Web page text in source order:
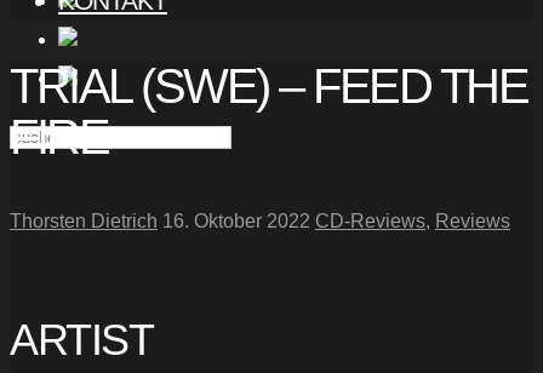
TRIAL (SWE) – FEED THE
FIRE
Thorsten Dietrich 16. Oktober 2022 CD-Reviews, Reviews
ARTIST